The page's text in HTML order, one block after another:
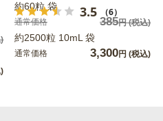
3.5 （6）
約60粒 袋
通常価格 385円(税込)
約2500粒 10mL 袋
通常価格 3,300円 (税込)